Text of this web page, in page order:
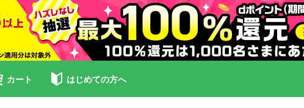
カート はじめての方へ